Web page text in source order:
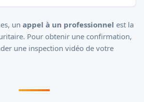
un appel à un professionnel est la
Pour obtenir une confirmation,
une inspection vidéo de votre